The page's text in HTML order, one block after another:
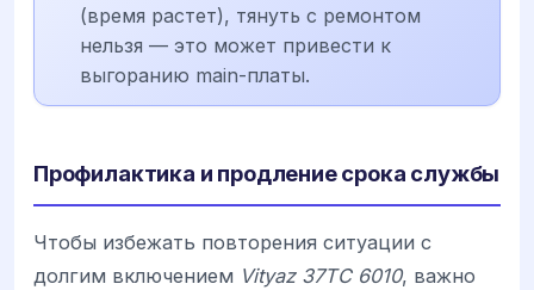
(время растет), тянуть с ремонтом
нельзя — это может привести к
выгоранию main-платы.
Профилактика и продление срока службы
Чтобы избежать повторения ситуации с
долгим включением Vityaz 37TC 6010, важно